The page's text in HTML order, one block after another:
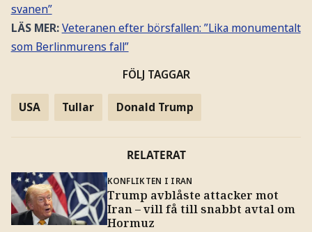
svanen”
LÄS MER: Veteranen efter börsfallen: ”Lika monumentalt
som Berlinmurens fall”
FÖLJ TAGGAR
USA Tullar Donald Trump
RELATERAT
KONFLIKTEN I IRAN
Trump avblåste attacker mot
Iran – vill få till snabbt avtal om
Hormuz